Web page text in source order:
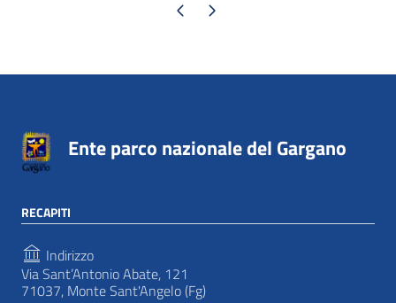
Pagina precedente
Pagina successiva
Ente parco nazionale del Gargano
RECAPITI
Indirizzo
Via Sant’Antonio Abate, 121
71037, Monte Sant'Angelo (Fg)